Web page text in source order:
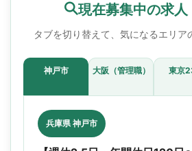
現在募集中の求人
タブを切り替えて、気になるエリア
神戸市 大阪（管理職） 東京
兵庫県 神戸市